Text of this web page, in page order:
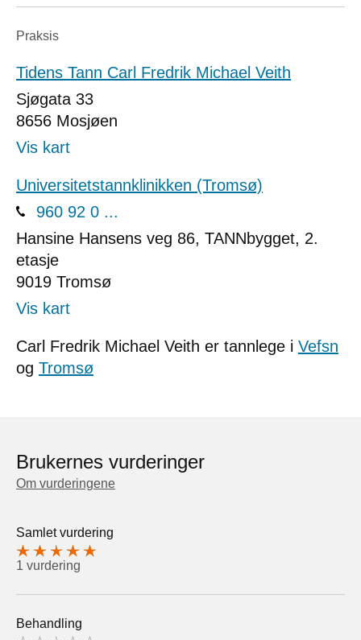
Praksis
Tidens Tann Carl Fredrik Michael Veith
Sjøgata 33
8656 Mosjøen
Vis kart
Universitetstannklinikken (Tromsø)
960 92 0 ...
Hansine Hansens veg 86, TANNbygget, 2.
etasje
9019 Tromsø
Vis kart
Carl Fredrik Michael Veith er tannlege i Vefsn
og Tromsø
Brukernes vurderinger
Om vurderingene
Samlet vurdering
1 vurdering
Behandling